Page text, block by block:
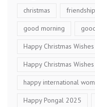
christmas
good morning
Happy Christmas Wishes
Happy Christmas
happy international
Happy Pongal 2025